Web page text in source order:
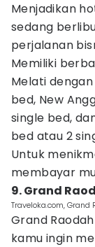
Menjadikan
sedang
perjalanan
Memiliki
Melati
bed, New
single bed,
bed atau 2
Untuk
membayar
9. Grand
Traveloka.com, Grand
Grand
kamu ingin